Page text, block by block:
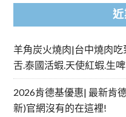
羊角炭火燒肉|台中燒肉
舌.泰國活蝦.天使紅蝦.生
2026肯德基優惠| 最新肯
新)官網沒有的在這裡!